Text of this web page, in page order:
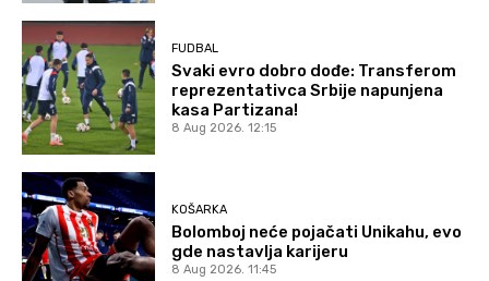
FUDBAL
Svaki evro dobro dođe: Transferom
reprezentativca Srbije napunjena
kasa Partizana!
8 Aug 2026. 12:15
KOŠARKA
Bolomboj neće pojačati Unikahu, evo
gde nastavlja karijeru
8 Aug 2026. 11:45